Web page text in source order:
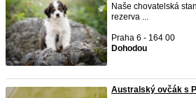
Naše chovatelská
rezerva ...
Praha 6 - 164 00
Dohodou
Australský ovčák s